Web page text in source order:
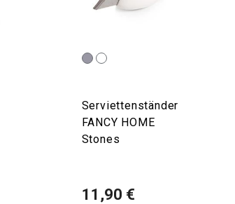
Serviettenständer
FANCY HOME
Stones
11,90 €